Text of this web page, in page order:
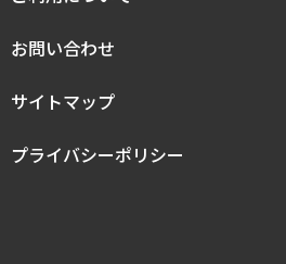
お問い合わせ
サイトマップ
プライバシーポリシー